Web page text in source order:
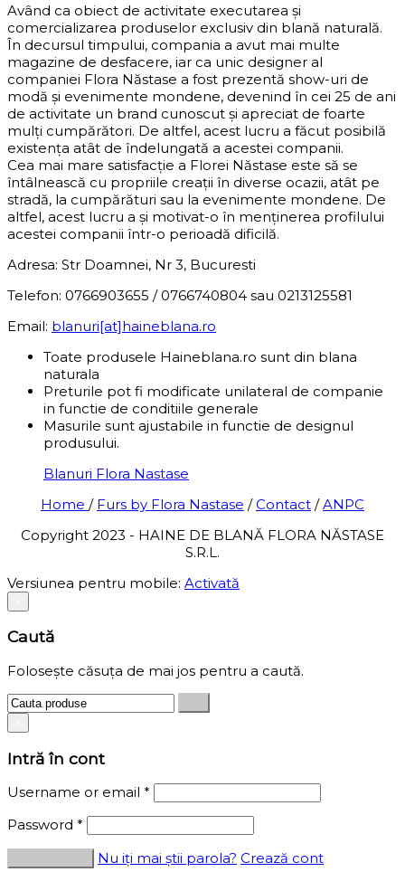
Având ca obiect de activitate executarea și
comercializarea produselor exclusiv din blană naturală.
În decursul timpului, compania a avut mai multe
magazine de desfacere, iar ca unic designer al
companiei Flora Năstase a fost prezentă show-uri de
modă și evenimente mondene, devenind în cei 25 de ani
de activitate un brand cunoscut și apreciat de foarte
mulți cumpărători. De altfel, acest lucru a făcut posibilă
existența atât de îndelungată a acestei companii.
Cea mai mare satisfacție a Florei Năstase este să se
întâlnească cu propriile creații în diverse ocazii, atât pe
stradă, la cumpărături sau la evenimente mondene. De
altfel, acest lucru a și motivat-o în menținerea profilului
acestei companii într-o perioadă dificilă.
Adresa: Str Doamnei, Nr 3, Bucuresti
Telefon: 0766903655 / 0766740804 sau 0213125581
Email: blanuri[at]haineblana.ro
Toate produsele Haineblana.ro sunt din blana
naturala
Preturile pot fi modificate unilateral de companie
in functie de conditiile generale
Masurile sunt ajustabile in functie de designul
produsului.
Blanuri Flora Nastase
Home / Furs by Flora Nastase /Contact /ANPC
Copyright 2023 - HAINE DE BLANĂ FLORA NĂSTASE
S.R.L.
Versiunea pentru mobile: Activată
Caută
Folosește căsuța de mai jos pentru a caută.
Intră în cont
Username or email *
Password *
Nu iți mai știi parola? Crează cont